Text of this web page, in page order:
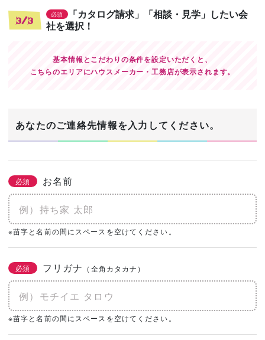
3/3
必須
「カタログ請求」「相談・見学」したい会
社を選択！
基本情報とこだわりの条件を設定いただくと、
こちらのエリアにハウスメーカー・工務店が表示されます。
あなたのご連絡先情報を入力してください。
必須 お名前
※苗字と名前の間にスペースを空けてください。
必須 フリガナ （全角カタカナ）
※苗字と名前の間にスペースを空けてください。